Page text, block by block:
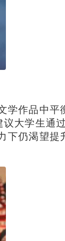
学作品中平
大学生通
下仍渴望提